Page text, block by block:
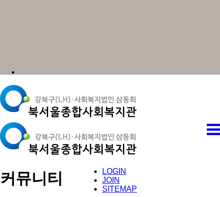
LOGIN
JOIN
SITEMAP
커뮤니티